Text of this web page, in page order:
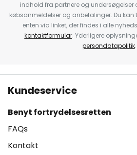
indhold fra partnere og
købsanmeldelser og anbefalinger. Du
enten via linket, der findes i alle
kontaktformular. Yderligere
persondatapolitik.
Kundeservice
Benyt fortrydelsesretten
FAQs
Kontakt